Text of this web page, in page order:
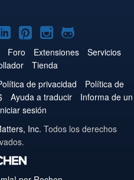
Joomla!
en
LinkedIn
Joomla!
en
Pinterest
Joomla!
en
Instagram
Joomla!
en
Foro Extensiones
Servicios
Tienda
de privacidad
Política de
Ayuda a traducir
Informa de un
sesión
Inc. Todos los derechos